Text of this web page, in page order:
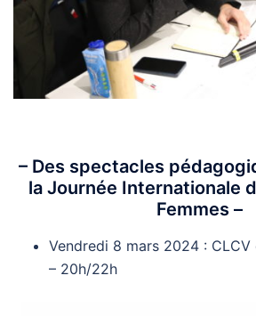
– Des spectacles
la Journée Internationale
Femmes –
Vendredi 8 mars 2024 : CLCV
– 20h/22h